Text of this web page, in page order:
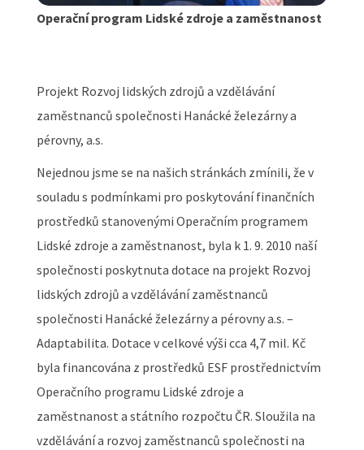
Operační program Lidské zdroje a zaměstnanost
Projekt Rozvoj lidských zdrojů a vzdělávání
zaměstnanců společnosti Hanácké železárny a
pérovny, a.s.
Nejednou jsme se na našich stránkách zmínili, že v
souladu s podmínkami pro poskytování finančních
prostředků stanovenými Operačním programem
Lidské zdroje a zaměstnanost, byla k 1. 9. 2010 naší
společnosti poskytnuta dotace na projekt Rozvoj
lidských zdrojů a vzdělávání zaměstnanců
společnosti Hanácké železárny a pérovny a.s. –
Adaptabilita. Dotace v celkové výši cca 4,7 mil. Kč
byla financována z prostředků ESF prostřednictvím
Operačního programu Lidské zdroje a
zaměstnanost a státního rozpočtu ČR. Sloužila na
vzdělávání a rozvoj zaměstnanců společnosti na